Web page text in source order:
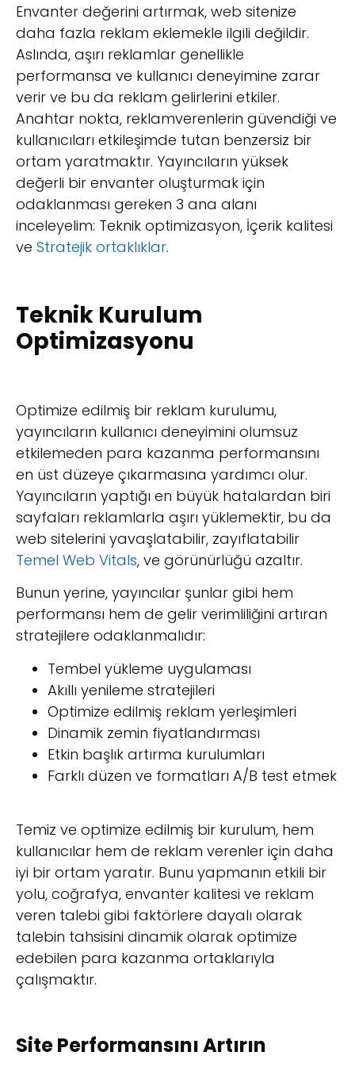
Envanter değerini artırmak, web sitenize
daha fazla reklam eklemekle ilgili değildir.
Aslında, aşırı reklamlar genellikle
performansa ve kullanıcı deneyimine zarar
verir ve bu da reklam gelirlerini etkiler.
Anahtar nokta, reklamverenlerin güvendiği ve
kullanıcıları etkileşimde tutan benzersiz bir
ortam yaratmaktır. Yayıncıların yüksek
değerli bir envanter oluşturmak için
odaklanması gereken 3 ana alanı
inceleyelim: Teknik optimizasyon, İçerik kalitesi
ve Stratejik ortaklıklar.
Teknik Kurulum
Optimizasyonu
Optimize edilmiş bir reklam kurulumu,
yayıncıların kullanıcı deneyimini olumsuz
etkilemeden para kazanma performansını
en üst düzeye çıkarmasına yardımcı olur.
Yayıncıların yaptığı en büyük hatalardan biri
sayfaları reklamlarla aşırı yüklemektir, bu da
web sitelerini yavaşlatabilir, zayıflatabilir
Temel Web Vitals, ve görünürlüğü azaltır.
Bunun yerine, yayıncılar şunlar gibi hem
performansı hem de gelir verimliliğini artıran
stratejilere odaklanmalıdır:
Tembel yükleme uygulaması
Akıllı yenileme stratejileri
Optimize edilmiş reklam yerleşimleri
Dinamik zemin fiyatlandırması
Etkin başlık artırma kurulumları
Farklı düzen ve formatları A/B test etmek
Temiz ve optimize edilmiş bir kurulum, hem
kullanıcılar hem de reklam verenler için daha
iyi bir ortam yaratır. Bunu yapmanın etkili bir
yolu, coğrafya, envanter kalitesi ve reklam
veren talebi gibi faktörlere dayalı olarak
talebin tahsisini dinamik olarak optimize
edebilen para kazanma ortaklarıyla
çalışmaktır.
Site Performansını Artırın